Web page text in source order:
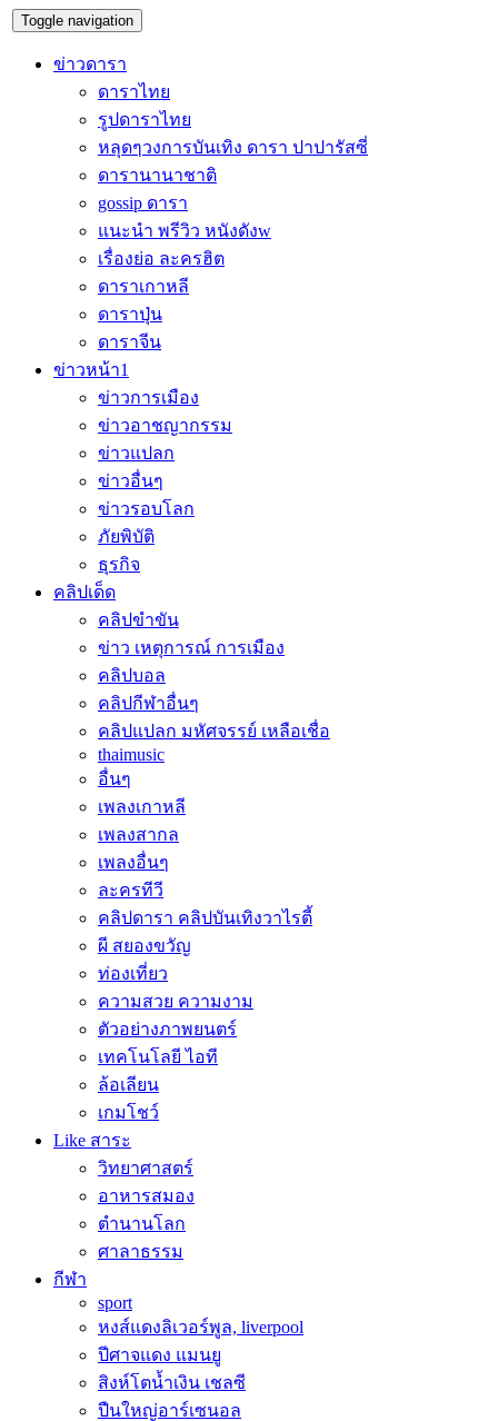
Toggle navigation
ข่าวดารา
ดาราไทย
รูปดาราไทย
หลุดๆวงการบันเทิง ดารา ปาปารัสซี่
ดารานานาชาติ
gossip ดารา
แนะนำ พรีวิว หนังดังw
เรื่องย่อ ละครฮิต
ดาราเกาหลี
ดาราปุ่น
ดาราจีน
ข่าวหน้า1
ข่าวการเมือง
ข่าวอาชญากรรม
ข่าวแปลก
ข่าวอื่นๆ
ข่าวรอบโลก
ภัยพิบัติ
ธุรกิจ
คลิปเด็ด
คลิปขำขัน
ข่าว เหตุการณ์ การเมือง
คลิปบอล
คลิปกีฬาอื่นๆ
คลิปแปลก มหัศจรรย์ เหลือเชื่อ
thaimusic
อื่นๆ
เพลงเกาหลี
เพลงสากล
เพลงอื่นๆ
ละครทีวี
คลิปดารา คลิปบันเทิงวาไรตี้
ผี สยองขวัญ
ท่องเที่ยว
ความสวย ความงาม
ตัวอย่างภาพยนตร์
เทคโนโลยี ไอที
ล้อเลียน
เกมโชว์
Like สาระ
วิทยาศาสตร์
อาหารสมอง
ตำนานโลก
ศาลาธรรม
กีฬา
sport
หงส์แดงลิเวอร์พูล, liverpool
ปีศาจแดง แมนยู
สิงห์โตน้ำเงิน เชลซี
ปืนใหญ่อาร์เซนอล